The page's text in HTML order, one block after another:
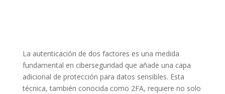
La autenticación de dos factores es una medida
fundamental en ciberseguridad que añade una capa
adicional de protección para datos sensibles. Esta
técnica, también conocida como 2FA, requiere no solo